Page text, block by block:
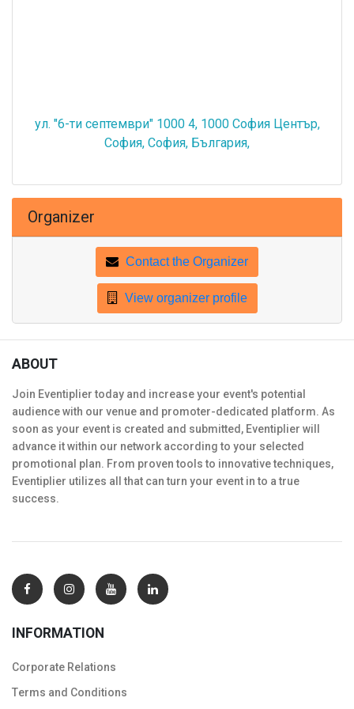
ул. "6-ти септември" 1000 4, 1000 София Център,
София, София, България,
Organizer
Contact the Organizer
View organizer profile
ABOUT
Join Eventiplier today and increase your event's potential
audience with our venue and promoter-dedicated platform. As
soon as your event is created and submitted, Eventiplier will
advance it within our network according to your selected
promotional plan. From proven tools to innovative techniques,
Eventiplier utilizes all that can turn your event in to a true
success.
INFORMATION
Corporate Relations
Тerms and Conditions